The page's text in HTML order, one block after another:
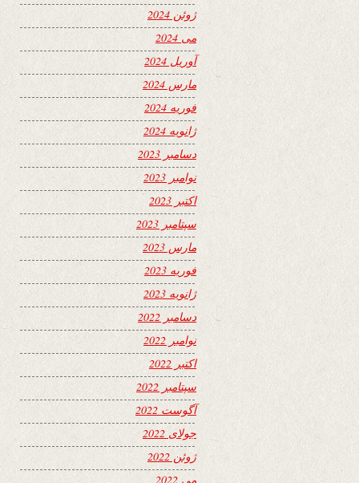
ژوئن 2024
می 2024
آوریل 2024
مارس 2024
فوریه 2024
ژانویه 2024
دسامبر 2023
نوامبر 2023
اکتبر 2023
سپتامبر 2023
مارس 2023
فوریه 2023
ژانویه 2023
دسامبر 2022
نوامبر 2022
اکتبر 2022
سپتامبر 2022
آگوست 2022
جولای 2022
ژوئن 2022
می 2022